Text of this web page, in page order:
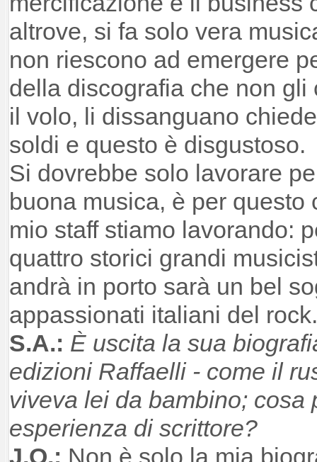
altrove, si fa solo vera
non riescono ad emergere
della discografia che non
il volo, li dissanguano
soldi e questo è disgustoso.
Si dovrebbe solo lavorare
buona musica, è per questo
mio staff stiamo lavorando:
quattro storici grandi
andrà in porto sarà un bel
appassionati italiani del rock.
S.A.: È uscita la sua
edizioni Raffaelli - come il
viveva lei da bambino; cosa
esperienza di scrittore?
J.O.: Non è solo la mia